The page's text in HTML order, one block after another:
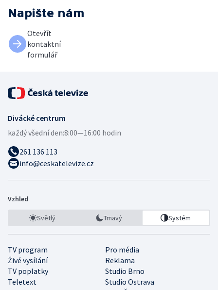
Napište nám
Otevřít
kontaktní
formulář
Divácké centrum
každý všední den:8:00—16:00 hodin
261 136 113
info@ceskatelevize.cz
Vzhled
Světlý Tmavý Systém
TV program
Pro média
Živé vysílání
Reklama
TV poplatky
Studio Brno
Teletext
Studio Ostrava